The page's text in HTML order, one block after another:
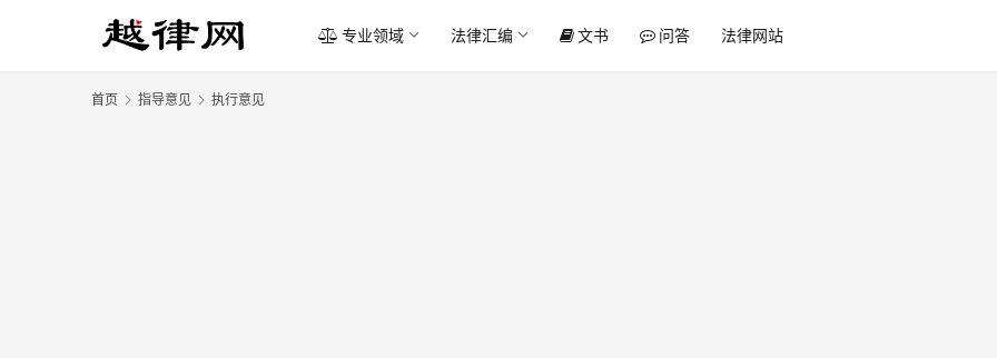
专业领域 法律汇编 文书 问答 法律网站
首页 指导意见 执行意见